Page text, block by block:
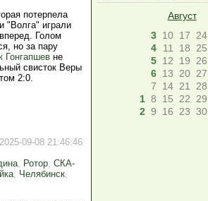
потерпела
"Волга" играли
Голом
но за пару
Гонгапшевне
свисток Веры
2:0.
2025-09-08 21:46:46
, Ротор, СКА-
, Челябинск,
Август
3 10 17 24
4
11 18
25
5 12 19
26
6 13 20 27
7
14 21
28
1 8 15 22
29
2 9 16 23 30